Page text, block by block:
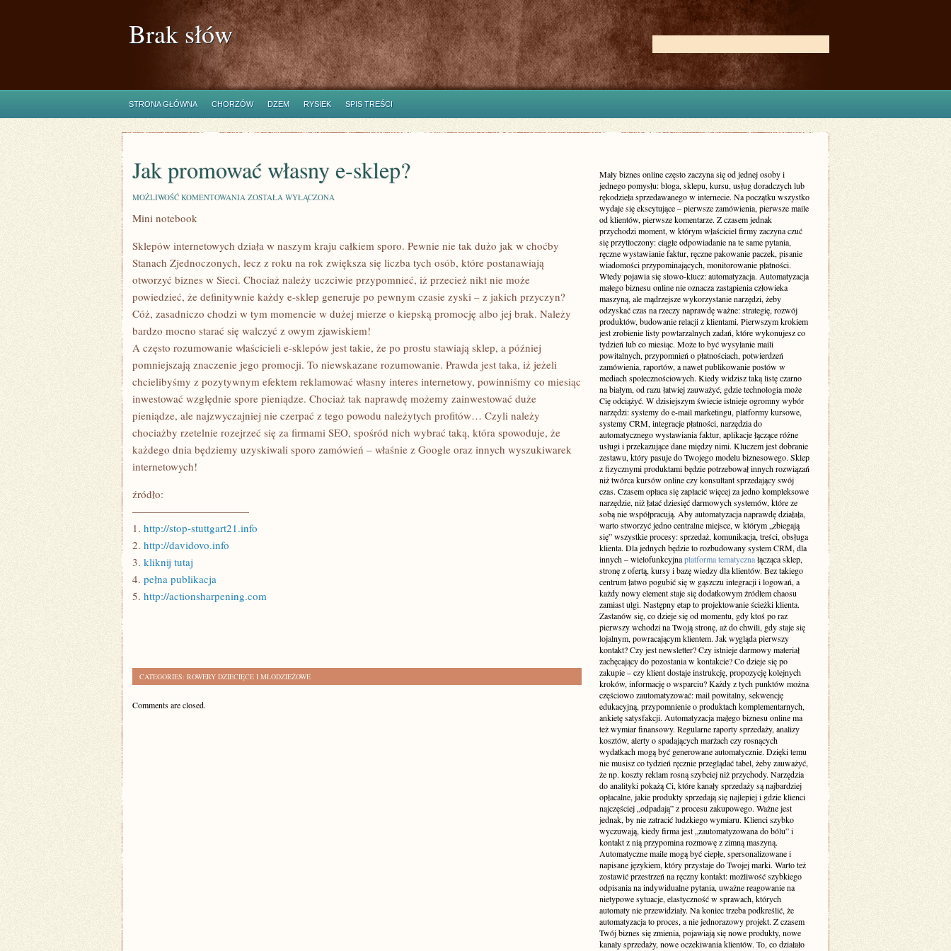
Brak słów
STRONA GŁÓWNA CHORZÓW DZEM RYSIEK SPIS TREŚCI
Jak promować własny e-sklep?
MOŻLIWOŚĆ KOMENTOWANIA JAK
ZOSTAŁA WYŁĄCZONA
Mini notebook
Sklepów internetowych działa w naszym kraju całkiem sporo. Pewnie nie tak dużo jak w choćby
Stanach Zjednoczonych, lecz z roku na rok zwiększa się liczba tych osób, które postanawiają
otworzyć biznes w Sieci. Chociaż należy uczciwie przypomnieć, iż przecież nikt nie może
powiedzieć, że definitywnie każdy e-sklep generuje po pewnym czasie zyski – z jakich przyczyn?
Cóż, zasadniczo chodzi w tym momencie w dużej mierze o kiepską promocję albo jej brak. Należy
bardzo mocno starać się walczyć z owym zjawiskiem!
A często rozumowanie właścicieli e-sklepów jest takie, że po prostu stawiają sklep, a później
pomniejszają znaczenie jego promocji. To niewskazane rozumowanie. Prawda jest taka, iż jeżeli
chcielibyśmy z pozytywnym efektem reklamować własny interes internetowy, powinniśmy co miesiąc
inwestować względnie spore pieniądze. Chociaż tak naprawdę możemy zainwestować duże
pieniądze, ale najzwyczajniej nie czerpać z tego powodu należytych profitów… Czyli należy
chociażby rzetelnie rozejrzeć się za firmami SEO, spośród nich wybrać taką, która spowoduje, że
każdego dnia będziemy uzyskiwali sporo zamówień – właśnie z Google oraz innych wyszukiwarek
internetowych!
źródło:
———————————
1. http://stop-stuttgart21.info
2. http://davidovo.info
3. kliknij tutaj
4. pełna publikacja
5. http://actionsharpening.com
CATEGORIES: ROWERY DZIECIĘCE I MŁODZIEŻOWE
Comments are closed.
Mały biznes online często zaczyna się od jednej osoby i
jednego pomysłu: bloga, sklepu, kursu, usług doradczych lub
rękodzieła sprzedawanego w internecie. Na początku wszystko
wydaje się ekscytujące – pierwsze zamówienia, pierwsze maile
od klientów, pierwsze komentarze. Z czasem jednak
przychodzi moment, w którym właściciel firmy zaczyna czuć
się przytłoczony: ciągłe odpowiadanie na te same pytania,
ręczne wystawianie faktur, ręczne pakowanie paczek, pisanie
wiadomości przypominających, monitorowanie płatności.
Wtedy pojawia się słowo-klucz: automatyzacja. Automatyzacja
małego biznesu online nie oznacza zastąpienia człowieka
maszyną, ale mądrzejsze wykorzystanie narzędzi, żeby
odzyskać czas na rzeczy naprawdę ważne: strategię, rozwój
produktów, budowanie relacji z klientami. Pierwszym krokiem
jest zrobienie listy powtarzalnych zadań, które wykonujesz co
tydzień lub co miesiąc. Może to być wysyłanie maili
powitalnych, przypomnień o płatnościach, potwierdzeń
zamówienia, raportów, a nawet publikowanie postów w
mediach społecznościowych. Kiedy widzisz taką listę czarno
na białym, od razu łatwiej zauważyć, gdzie technologia może
Cię odciążyć. W dzisiejszym świecie istnieje ogromny wybór
narzędzi: systemy do e-mail marketingu, platformy kursowe,
systemy CRM, integracje płatności, narzędzia do
automatycznego wystawiania faktur, aplikacje łączące różne
usługi i przekazujące dane między nimi. Kluczem jest dobranie
zestawu, który pasuje do Twojego modelu biznesowego. Sklep
z fizycznymi produktami będzie potrzebował innych rozwiązań
niż twórca kursów online czy konsultant sprzedający swój
czas. Czasem opłaca się zapłacić więcej za jedno kompleksowe
narzędzie, niż łatać dziesięć darmowych systemów, które ze
sobą nie współpracują. Aby automatyzacja naprawdę działała,
warto stworzyć jedno centralne miejsce, w którym „zbiegają
się” wszystkie procesy: sprzedaż, komunikacja, treści, obsługa
klienta. Dla jednych będzie to rozbudowany system CRM, dla
innych – wielofunkcyjnaplatforma tematycznałącząca sklep,
stronę z ofertą, kursy i bazę wiedzy dla klientów. Bez takiego
centrum łatwo pogubić się w gąszczu integracji i logowań, a
każdy nowy element staje się dodatkowym źródłem chaosu
zamiast ulgi. Następny etap to projektowanie ścieżki klienta.
Zastanów się, co dzieje się od momentu, gdy ktoś po raz
pierwszy wchodzi na Twoją stronę, aż do chwili, gdy staje się
lojalnym, powracającym klientem. Jak wygląda pierwszy
kontakt? Czy jest newsletter? Czy istnieje darmowy materiał
zachęcający do pozostania w kontakcie? Co dzieje się po
zakupie – czy klient dostaje instrukcję, propozycję kolejnych
kroków, informację o wsparciu? Każdy z tych punktów można
częściowo zautomatyzować: mail powitalny, sekwencję
edukacyjną, przypomnienie o produktach komplementarnych,
ankietę satysfakcji. Automatyzacja małego biznesu online ma
też wymiar finansowy. Regularne raporty sprzedaży, analizy
kosztów, alerty o spadających marżach czy rosnących
wydatkach mogą być generowane automatycznie. Dzięki temu
nie musisz co tydzień ręcznie przeglądać tabel, żeby zauważyć,
że np. koszty reklam rosną szybciej niż przychody. Narzędzia
do analityki pokażą Ci, które kanały sprzedaży są najbardziej
opłacalne, jakie produkty sprzedają się najlepiej i gdzie klienci
najczęściej „odpadają” z procesu zakupowego. Ważne jest
jednak, by nie zatracić ludzkiego wymiaru. Klienci szybko
wyczuwają, kiedy firma jest „zautomatyzowana do bólu” i
kontakt z nią przypomina rozmowę z zimną maszyną.
Automatyczne maile mogą być ciepłe, spersonalizowane i
napisane językiem, który przystaje do Twojej marki. Warto też
zostawić przestrzeń na ręczny kontakt: możliwość szybkiego
odpisania na indywidualne pytania, uważne reagowanie na
nietypowe sytuacje, elastyczność w sprawach, których
automaty nie przewidziały. Na koniec trzeba podkreślić, że
automatyzacja to proces, a nie jednorazowy projekt. Z czasem
Twój biznes się zmienia, pojawiają się nowe produkty, nowe
kanały sprzedaży, nowe oczekiwania klientów. To, co działało